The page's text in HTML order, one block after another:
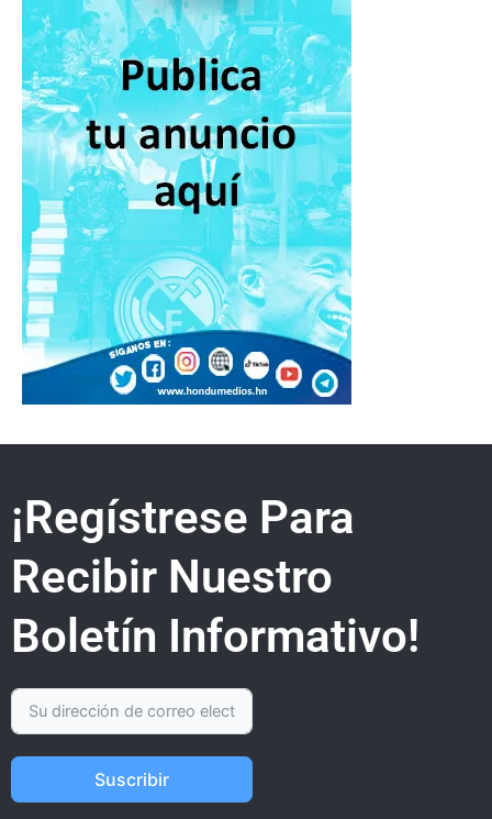
¡Regístrese Para
Recibir Nuestro
Boletín Informativo!
Suscribir